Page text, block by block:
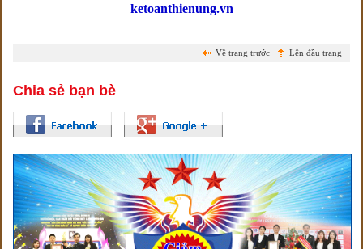
ketoanthienung.vn
Lên đầu trang
Về trang trước
Chia sẻ bạn bè